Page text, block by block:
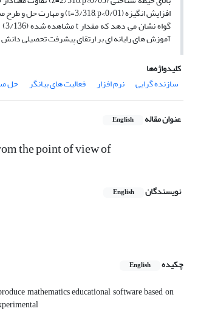
آموزش های رایانه ای بر ارتقای پیشرفت تحصیلی
کلیدواژه‌ها
سازنده گرایی
نرم افزار فعالیت های بیانگر حل
عنوان مقاله English
the point of view of
نویسندگان English
چکیده
English
mathematics educational software based on